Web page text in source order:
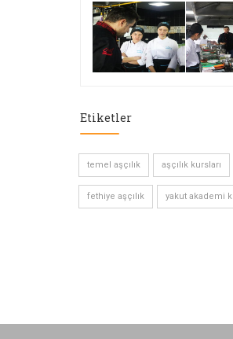
Etiketler
temel aşçılık aşçılık kursları
fethiye aşçılık yakut akademi